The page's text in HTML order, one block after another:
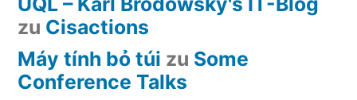
zu Cisactions
Máy tính bỏ túi zu Some
Conference Talks